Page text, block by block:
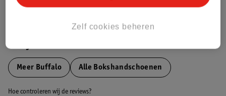
Bestel & Bezorginformatie
Bekijk ook
Meer Buffalo Alle Bokshandschoenen
Hoe controleren wij de reviews?
Zelf cookies beheren